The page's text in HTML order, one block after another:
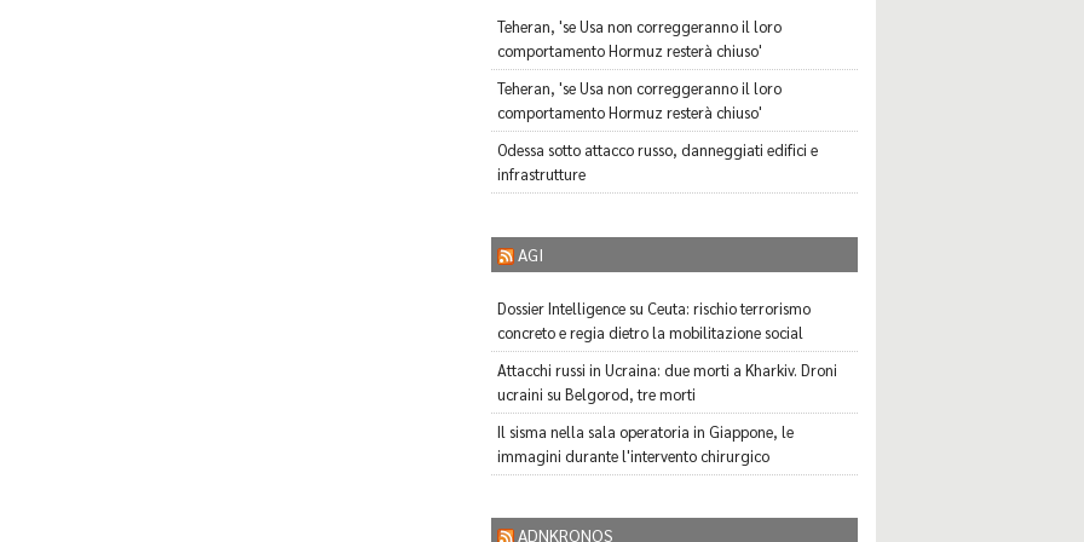
Teheran, 'se Usa non correggeranno il loro
comportamento Hormuz resterà chiuso'
Teheran, 'se Usa non correggeranno il loro
comportamento Hormuz resterà chiuso'
Odessa sotto attacco russo, danneggiati edifici e
infrastrutture
AGI
Dossier Intelligence su Ceuta: rischio terrorismo
concreto e regia dietro la mobilitazione social
Attacchi russi in Ucraina: due morti a Kharkiv. Droni
ucraini su Belgorod, tre morti
Il sisma nella sala operatoria in Giappone, le
immagini durante l'intervento chirurgico
ADNKRONOS